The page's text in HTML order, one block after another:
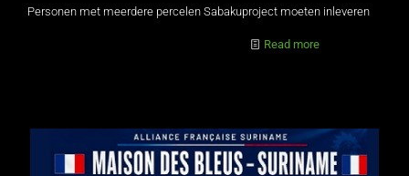
Personen met meerdere percelen Sabakuproject moeten inleveren
Read more